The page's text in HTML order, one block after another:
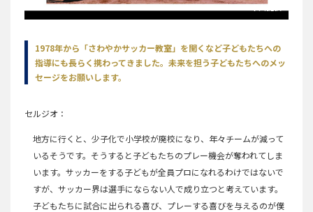
本人提供
1978年から「さわやかサッカー教室」を開くなど子どもたちへの
指導にも長らく携わってきました。未来を担う子どもたちへのメッ
セージをお願いします。
セルジオ
地方に行くと、少子化で小学校が廃校になり、年々チームが減って
いるそうです。そうすると子どもたちのプレー機会が奪われてしま
います。サッカーをする子どもが全員プロになれるわけではないで
すが、サッカー界は選手にならない人で成り立つと考えています。
子どもたちに試合に出られる喜び、プレーする喜びを与えるのが僕